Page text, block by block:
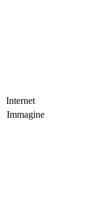
Internet
Immagine